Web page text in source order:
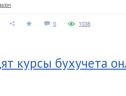
0 1038
курсы бухучета